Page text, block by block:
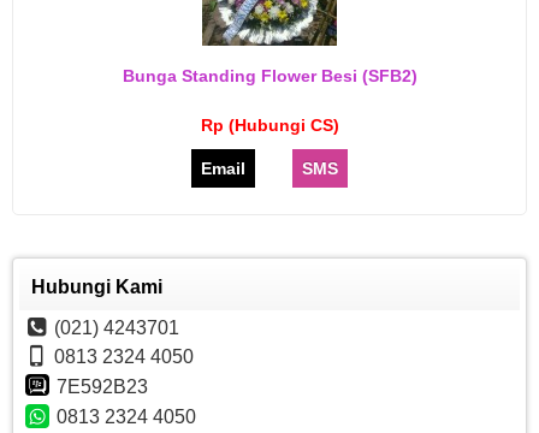
Bunga Standing Flower Besi (SFB2)
Rp (Hubungi CS)
Email SMS
Hubungi Kami
(021) 4243701
0813 2324 4050
7E592B23
0813 2324 4050